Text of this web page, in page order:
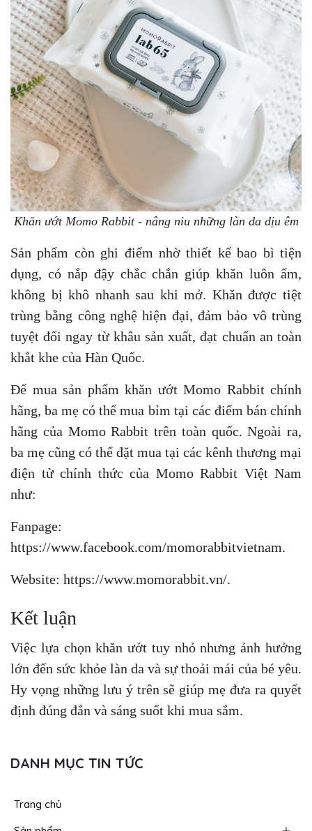
Khăn ướt Momo Rabbit - nâng niu những làn da dịu êm
Sản phẩm còn ghi điểm nhờ thiết kế bao bì tiện
dụng, có nắp đậy chắc chắn giúp khăn luôn ẩm,
không bị khô nhanh sau khi mở. Khăn được tiệt
trùng bằng công nghệ hiện đại, đảm bảo vô trùng
tuyệt đối ngay từ khâu sản xuất, đạt chuẩn an toàn
khắt khe của Hàn Quốc.
Để mua sản phẩm khăn ướt Momo Rabbit chính
hãng, ba mẹ có thể mua bỉm tại các điểm bán chính
hãng của Momo Rabbit trên toàn quốc. Ngoài ra,
ba mẹ cũng có thể đặt mua tại các kênh thương mại
điện tử chính thức của Momo Rabbit Việt Nam
như:
Fanpage:
https://www.facebook.com/momorabbitvietnam.
Website: https://www.momorabbit.vn/.
Kết luận
Việc lựa chọn khăn ướt tuy nhỏ nhưng ảnh hưởng
lớn đến sức khỏe làn da và sự thoải mái của bé yêu.
Hy vọng những lưu ý trên sẽ giúp mẹ đưa ra quyết
định đúng đắn và sáng suốt khi mua sắm.
DANH MỤC TIN TỨC
Trang chủ